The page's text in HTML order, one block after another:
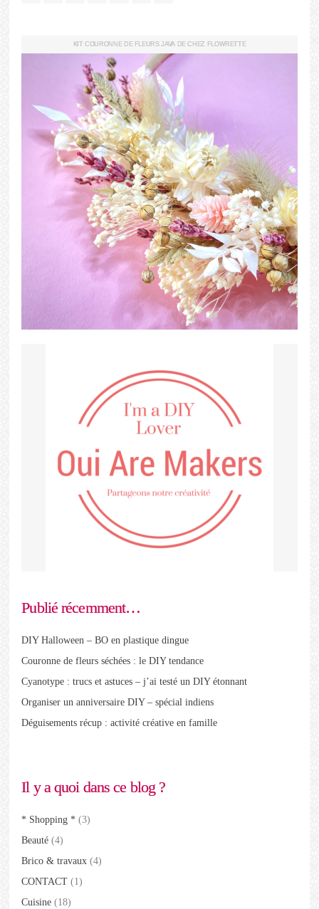
KIT COURONNE DE FLEURS JAVA DE CHEZ FLOWRETTE
Publié récemment…
DIY Halloween – BO en plastique dingue
Couronne de fleurs séchées : le DIY tendance
Cyanotype : trucs et astuces – j’ai testé un DIY étonnant
Organiser un anniversaire DIY – spécial indiens
Déguisements récup : activité créative en famille
Il y a quoi dans ce blog ?
* Shopping * (3)
Beauté (4)
Brico & travaux (4)
CONTACT (1)
Cuisine (18)